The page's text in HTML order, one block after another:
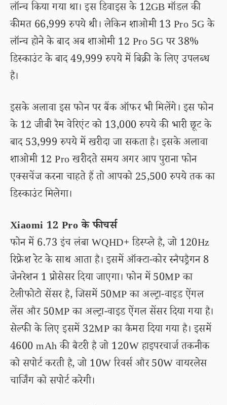
लॉन्च किया गया था। इस डिवाइस के 12GB मॉडल की
कीमत 66,999 रुपये थी। लेकिन शाओमी 13 Pro 5G के
लॉन्च होने के बाद अब शाओमी 12 Pro 5G पर 38%
डिस्काउंट के बाद 49,999 रुपये में बिक्री के लिए उपलब्ध
है।
इसके अलावा इस फोन पर बैंक ऑफर भी मिलेंगे। इस फोन
के 12 जीबी रैम वेरिएंट को 13,000 रुपये की भारी छूट के
बाद 53,999 रुपये में खरीदा जा सकता है। इसके अलावा
शाओमी 12 Pro खरीदते समय अगर आप पुराना फोन
एक्सचेंज करना चाहते हैं तो आपको 25,500 रुपये तक का
डिस्काउंट मिलेगा।
Xiaomi 12 Pro के फीचर्स
फोन में 6.73 इंच लंबा WQHD+ डिस्प्ले है, जो 120Hz
रिफ्रेश रेट के साथ आता है। इसमें ऑक्टा-कोर स्नैपड्रैगन 8
जेनरेशन 1 प्रोसेसर दिया जाएगा। फोन में 50MP का
टेलीफोटो सेंसर है, जिसमें 50MP का अल्ट्रा-वाइड ऐंगल
लेंस और 50MP का अल्ट्रा-वाइड ऐंगल सेंसर दिया गया है।
सेल्फी के लिए इसमें 32MP का कैमरा दिया गया है। इसमें
4600 mAh की बैटरी है जो 120W हाइपरचार्ज तकनीक
को सपोर्ट करती है, जो 10W रिवर्स और 50W वायरलेस
चार्जिंग को सपोर्ट करेगी।